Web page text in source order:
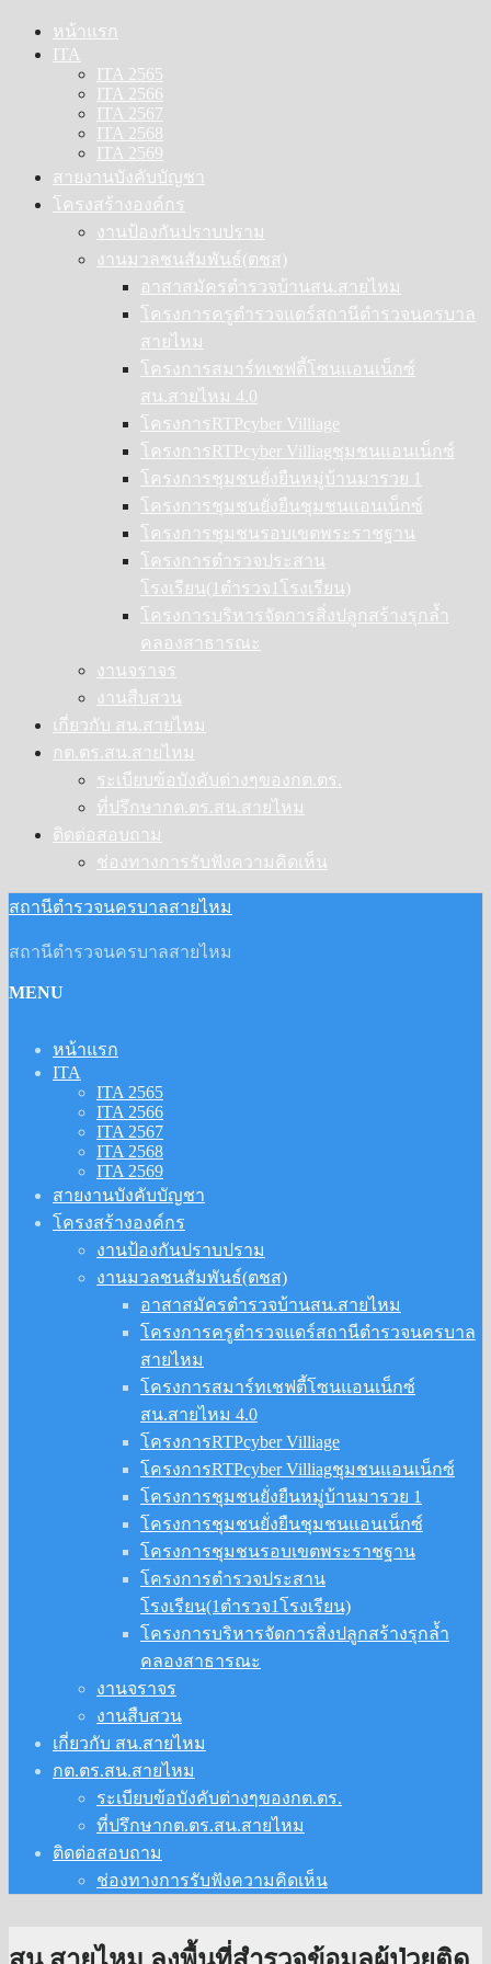
Skip
content
หน้าแรก
ITA
ITA 2565
ITA 2566
ITA 2567
ITA 2568
ITA 2569
สายงานบังคับบัญชา
โครงสร้างองค์กร
งานป้องกันปราบปราม
งานมวลชนสัมพันธ์(ตชส)
อาสาสมัครตำรวจบ้านสน.สายไหม
โครงการครูตำรวจแดร์สถานีตำรวจนครบาล
สายไหม
โครงการสมาร์ทเชฟตี้โซนแอนเน็กซ์
สน.สายไหม 4.0
โครงการRTPcyber Villiage
โครงการRTPcyber Villiagชุมชนแอนเน็กซ์
โครงการชุมชนยั่งยืนหมู่บ้านมารวย 1
โครงการชุมชนยั่งยืนชุมชนแอนเน็กซ์
โครงการชุมชนรอบเขตพระราชฐาน
โครงการตำรวจประสาน
โรงเรียน(1ตำรวจ1โรงเรียน)
โครงการบริหารจัดการสิ่งปลูกสร้างรุกล้ำ
คลองสาธารณะ
งานจราจร
งานสืบสวน
เกี่ยวกับ สน.สายไหม
กต.ตร.สน.สายไหม
ระเบียบข้อบังคับต่างๆของกต.ตร.
ที่ปรึกษากต.ตร.สน.สายไหม
ติดต่อสอบถาม
ช่องทางการรับฟังความคิดเห็น
สถานีตำรวจนครบาลสายไหม
สถานีตำรวจนครบาลสายไหม
MENU
หน้าแรก
ITA
ITA 2565
ITA 2566
ITA 2567
ITA 2568
ITA 2569
สายงานบังคับบัญชา
โครงสร้างองค์กร
งานป้องกันปราบปราม
งานมวลชนสัมพันธ์(ตชส)
อาสาสมัครตำรวจบ้านสน.สายไหม
โครงการครูตำรวจแดร์สถานีตำรวจนครบาล
สายไหม
โครงการสมาร์ทเชฟตี้โซนแอนเน็กซ์
สน.สายไหม 4.0
โครงการRTPcyber Villiage
โครงการRTPcyber Villiagชุมชนแอนเน็กซ์
โครงการชุมชนยั่งยืนหมู่บ้านมารวย 1
โครงการชุมชนยั่งยืนชุมชนแอนเน็กซ์
โครงการชุมชนรอบเขตพระราชฐาน
โครงการตำรวจประสาน
โรงเรียน(1ตำรวจ1โรงเรียน)
โครงการบริหารจัดการสิ่งปลูกสร้างรุกล้ำ
คลองสาธารณะ
งานจราจร
งานสืบสวน
เกี่ยวกับ สน.สายไหม
กต.ตร.สน.สายไหม
ระเบียบข้อบังคับต่างๆของกต.ตร.
ที่ปรึกษากต.ตร.สน.สายไหม
ติดต่อสอบถาม
ช่องทางการรับฟังความคิดเห็น